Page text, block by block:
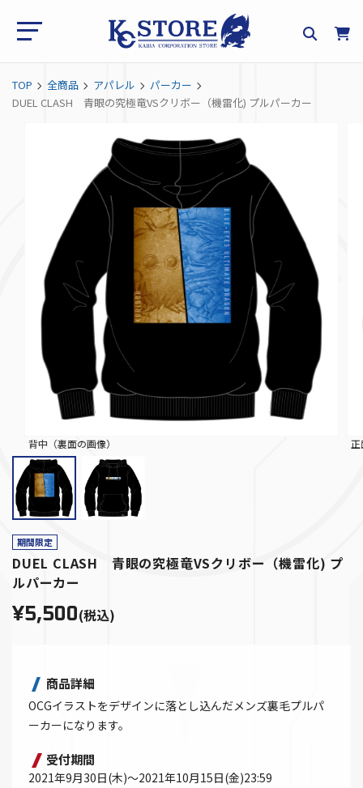
TOP 全商品 アパレル
パーカー
DUEL CLASH 青眼の究極竜VSクリボー（機雷化) プルパーカー
背中（裏面の画像） 正
期間限定
DUEL CLASH 青眼の究極竜VSクリボー（機雷化) プ
ルパーカー
¥5,500(税込)
商品詳細
OCGイラストをデザインに落とし込んだメンズ裏毛プルパ
ーカーになります。
受付期間
2021年9月30日(木)～2021年10月15日(金)23:59